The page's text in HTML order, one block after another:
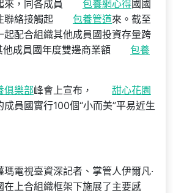
來，同各成員
包養網心得國國
聯絡接觸起
包養管道來。截至
起配合組織其他成員國投資存量跨
成員國年度雙邊商業額
包養
俱樂部峰會上宣布，
甜心花園
員國實行100個“小而美”平易近生
瑪電視臺資深記者、掌管人伊爾凡·
在上合組織框架下施展了主要感